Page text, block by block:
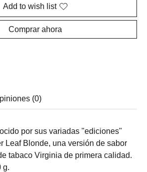
Add to wish list
Comprar ahora
(0)
por sus variadas "ediciones"
Leaf Blonde, una versión de sabor
tabaco Virginia de primera calidad.
g.